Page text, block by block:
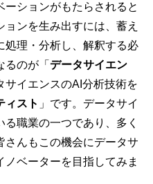
ションがもたらされると
ンを生み出すには、蓄え
処理・分析し、解釈する必
るのが「データサイエン
サイエンスのAI分析技術を
ィスト 」です。データサイ
職業の一つであり、多く
さんもこの機会にデータサ
ベーターを目指してみま